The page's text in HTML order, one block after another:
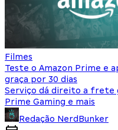
Filmes
Teste o Amazon Prime e
graça por 30 dias
Serviço dá direito a frete
Prime Gaming e mais
Redação NerdBunker